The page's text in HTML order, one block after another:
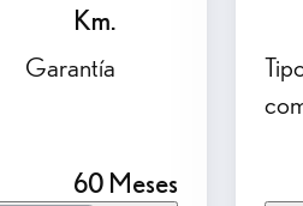
Km.
Garantía
60 Meses